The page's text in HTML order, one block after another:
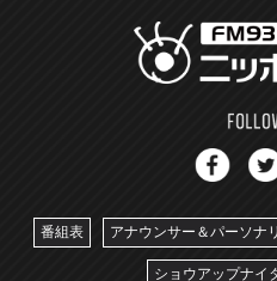
番組表 アナウンサー＆パーソナ
ショウアップナイ